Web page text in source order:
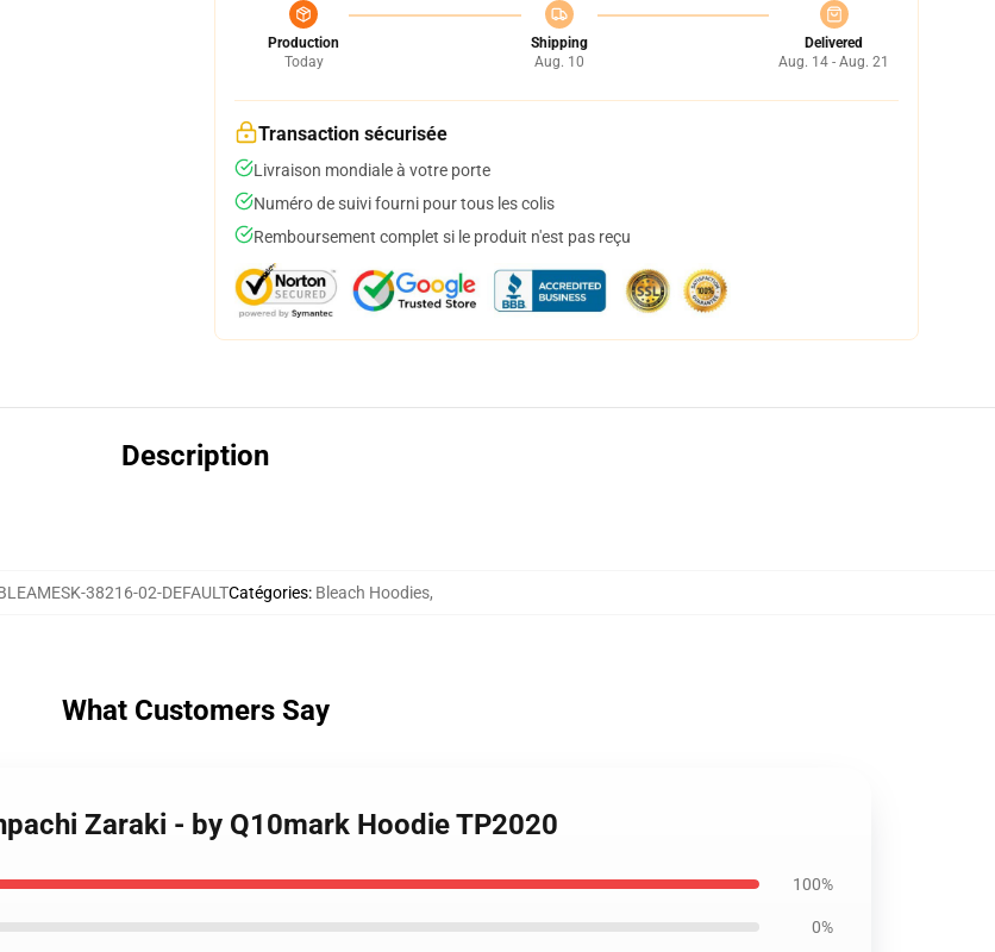
Production
Today
Shipping
Aug. 10
Delivered
Aug. 14 - Aug. 21
Transaction sécurisée
Livraison mondiale à votre porte
Numéro de suivi fourni pour tous les colis
Remboursement complet si le produit n'est pas reçu
Description
38216-02-DEFAULTCatégories: Bleach Hoodies,
What Customers Say
Zaraki - by Q10mark Hoodie TP2020
100%
0%